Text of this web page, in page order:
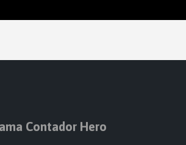
Contador Hero